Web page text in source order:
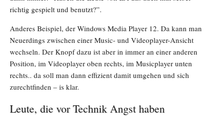
richtig gespielt und benutzt?”.
Anderes Beispiel, der Windows Media Player 12. Da kann man
Neuerdings zwischen einer Music- und Videoplayer-Ansicht
wechseln. Der Knopf dazu ist aber in immer an einer anderen
Position, im Videoplayer oben rechts, im Musicplayer unten
rechts.. da soll man dann effizient damit umgehen und sich
zurechtfinden – is klar.
Leute, die vor Technik Angst haben